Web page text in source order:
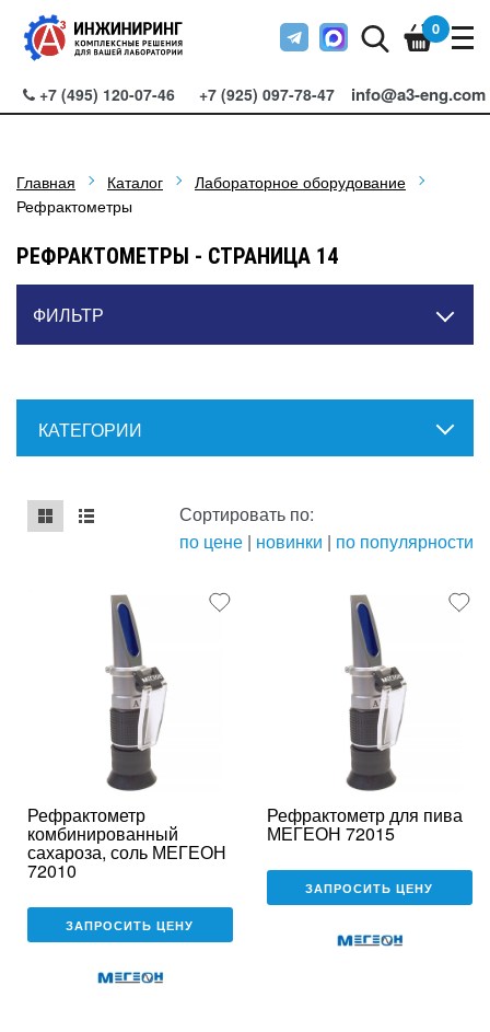
+7 (495) 120-07-46 +7 (925) 097-78-47 info@a3-eng.com
0
Главная Каталог
Лабораторное оборудование
Рефрактометры
РЕФРАКТОМЕТРЫ - СТРАНИЦА 14
ФИЛЬТР
КАТЕГОРИИ
mse2_chunk_default
mse2_chunk_alternate
Сортировать по:
по цене | новинки | по популярности
Рефрактометр
комбинированный
сахароза, соль МЕГЕОН
72010
ЗАПРОСИТЬ ЦЕНУ
Рефрактометр для пива
МЕГЕОН 72015
ЗАПРОСИТЬ ЦЕНУ